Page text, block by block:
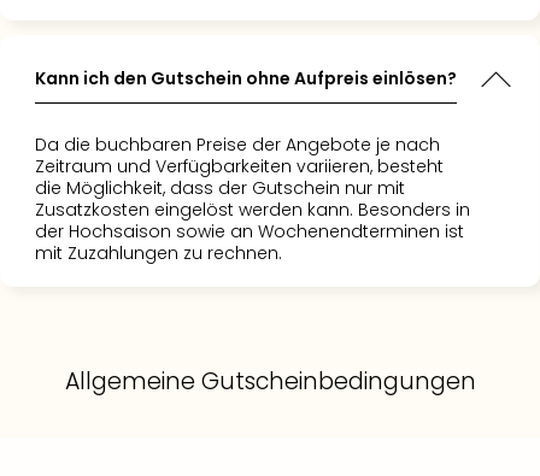
Kann ich den Gutschein ohne Aufpreis einlösen?
Da die buchbaren Preise der Angebote je nach
Zeitraum und Verfügbarkeiten variieren, besteht
die Möglichkeit, dass der Gutschein nur mit
Zusatzkosten eingelöst werden kann. Besonders in
der Hochsaison sowie an Wochenendterminen ist
mit Zuzahlungen zu rechnen.
Allgemeine Gutscheinbedingungen